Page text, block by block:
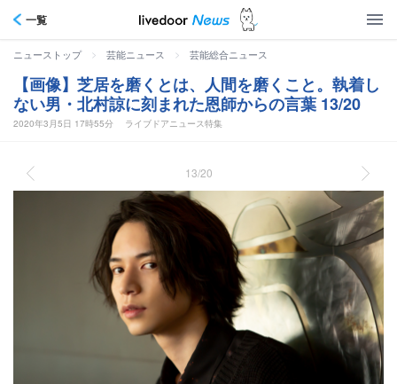
一覧
ニューストップ > 芸能ニュース > 芸能総合ニュース
【画像】芝居を磨くとは、人間を磨くこと。執着し
ない男・北村諒に刻まれた恩師からの言葉 13/20
2020年3月5日 17時55分 ライブドアニュース特集
13/20